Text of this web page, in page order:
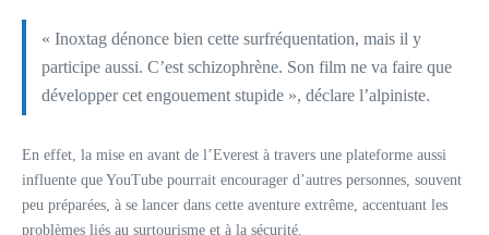
« Inoxtag dénonce bien cette surfréquentation, mais il y
participe aussi. C’est schizophrène. Son film ne va faire que
développer cet engouement stupide », déclare l’alpiniste.
En effet, la mise en avant de l’Everest à travers une plateforme aussi
influente que YouTube pourrait encourager d’autres personnes, souvent
peu préparées, à se lancer dans cette aventure extrême, accentuant les
problèmes liés au surtourisme et à la sécurité.